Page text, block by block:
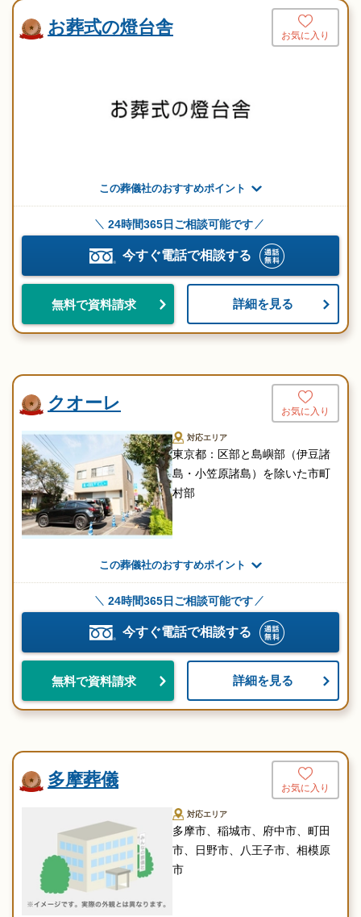
お葬式の燈台舎 お気に入り
この葬儀社のおすすめポイント
24時間365日ご相談可能です
今すぐ電話で相談する
無料で資料請求 詳細を見る
クオーレ お気に入り
対応エリア
東京都：区部と島嶼部（伊豆諸
島・小笠原諸島）を除いた市町
村部
この葬儀社のおすすめポイント
24時間365日ご相談可能です
今すぐ電話で相談する
無料で資料請求 詳細を見る
多摩葬儀 お気に入り
対応エリア
多摩市、稲城市、府中市、町田
市、日野市、八王子市、相模原
市